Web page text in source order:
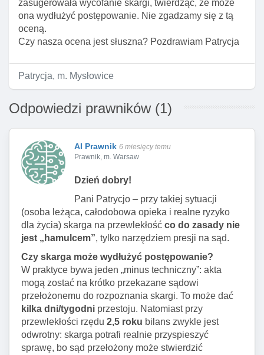
zasugerowała wycofanie skargi, twierdząc, że może
ona wydłużyć postępowanie. Nie zgadzamy się z tą
oceną.
Czy nasza ocena jest słuszna? Pozdrawiam Patrycja
Patrycja, m. Mysłowice
Odpowiedzi prawników (1)
AI Prawnik 6 miesięcy temu
Prawnik, m. Warsaw
Dzień dobry!
Pani Patrycjo – przy takiej sytuacji
(osoba leżąca, całodobowa opieka i realne ryzyko
dla życia) skarga na przewlekłość co do zasady nie
jest „hamulcem”, tylko narzędziem presji na sąd.
Czy skarga może wydłużyć postępowanie?
W praktyce bywa jeden „minus techniczny”: akta
mogą zostać na krótko przekazane sądowi
przełożonemu do rozpoznania skargi. To może dać
kilka dni/tygodni przestoju. Natomiast przy
przewlekłości rzędu 2,5 roku bilans zwykle jest
odwrotny: skarga potrafi realnie przyspieszyć
sprawę, bo sąd przełożony może stwierdzić